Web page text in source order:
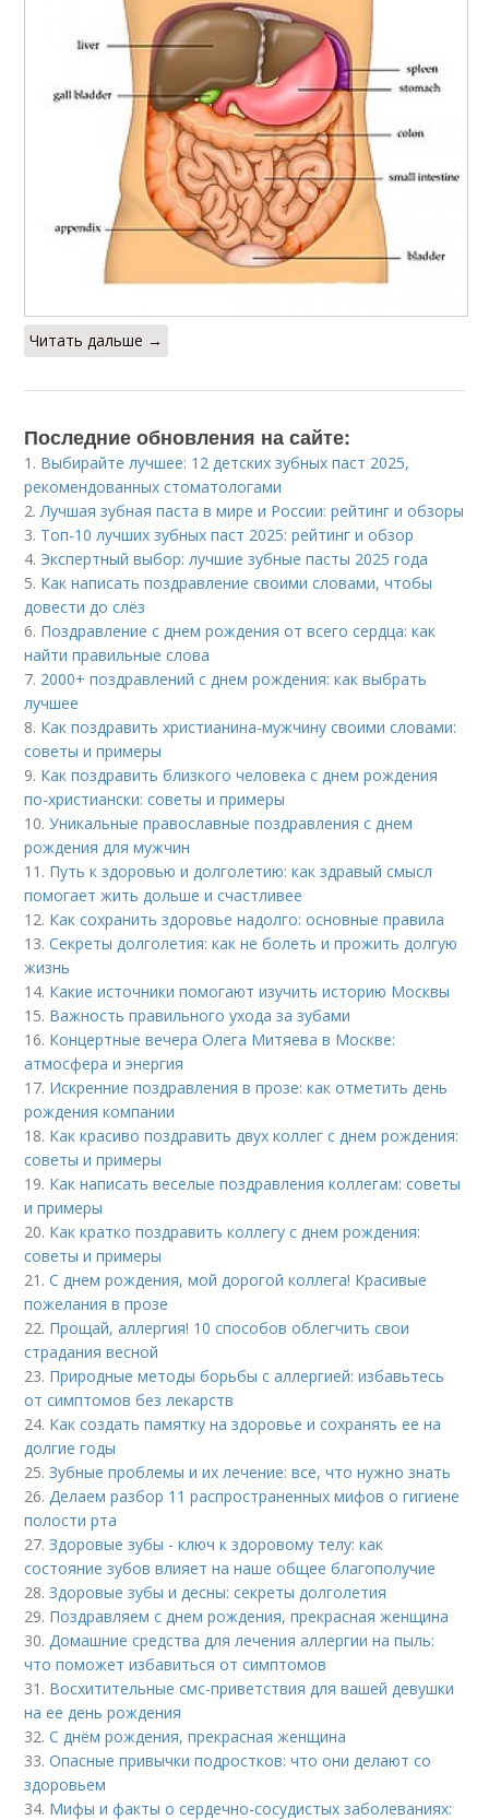
Читать дальше →
Последние обновления на сайте:
1. Выбирайте лучшее: 12 детских зубных паст 2025,
рекомендованных стоматологами
2. Лучшая зубная паста в мире и России: рейтинг и обзоры
3. Топ-10 лучших зубных паст 2025: рейтинг и обзор
4. Экспертный выбор: лучшие зубные пасты 2025 года
5. Как написать поздравление своими словами, чтобы
довести до слёз
6. Поздравление с днем рождения от всего сердца: как
найти правильные слова
7. 2000+ поздравлений с днем рождения: как выбрать
лучшее
8. Как поздравить христианина-мужчину своими словами:
советы и примеры
9. Как поздравить близкого человека с днем рождения
по-христиански: советы и примеры
10.Уникальные православные поздравления с днем
рождения для мужчин
11. Путь к здоровью и долголетию: как здравый смысл
помогает жить дольше и счастливее
12. Как сохранить здоровье надолго: основные правила
13.Секреты долголетия: как не болеть и прожить долгую
жизнь
14. Какие источники помогают изучить историю Москвы
15. Важность правильного ухода за зубами
16. Концертные вечера Олега Митяева в Москве:
атмосфера и энергия
17. Искренние поздравления в прозе: как отметить день
рождения компании
18. Как красиво поздравить двух коллег с днем рождения:
советы и примеры
19. Как написать веселые поздравления коллегам: советы
и примеры
20. Как кратко поздравить коллегу с днем рождения:
советы и примеры
21.С днем рождения, мой дорогой коллега! Красивые
пожелания в прозе
22. Прощай, аллергия! 10 способов облегчить свои
страдания весной
23. Природные методы борьбы с аллергией: избавьтесь
от симптомов без лекарств
24. Как создать памятку на здоровье и сохранять ее на
долгие годы
25.Зубные проблемы и их лечение: все, что нужно знать
26. Делаем разбор 11 распространенных мифов о гигиене
полости рта
27.Здоровые зубы - ключ к здоровому телу: как
состояние зубов влияет на наше общее благополучие
28.Здоровые зубы и десны: секреты долголетия
29. Поздравляем с днем рождения, прекрасная женщина
30. Домашние средства для лечения аллергии на пыль:
что поможет избавиться от симптомов
31. Восхитительные смс-приветствия для вашей девушки
на ее день рождения
32.С днём рождения, прекрасная женщина
33.Опасные привычки подростков: что они делают со
здоровьем
34. Мифы и факты о сердечно-сосудистых заболеваниях: